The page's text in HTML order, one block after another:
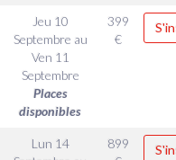
Jeu 10
Septembre au
Ven 11
Septembre
Places
disponibles
399
€
Lun 14
899